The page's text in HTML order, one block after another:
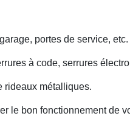
portes de service, etc.
à code, serrures
rideaux métalliques.
le bon fonctionnement de